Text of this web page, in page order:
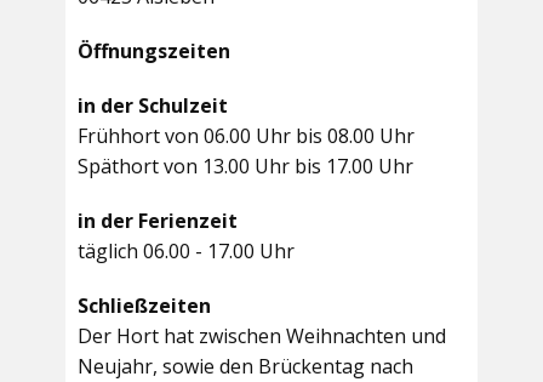
Öffnungszeiten
in der Schulzeit
Frühhort von 06.00 Uhr bis 08.00 Uhr
Späthort von 13.00 Uhr bis 17.00 Uhr
in der Ferienzeit
täglich 06.00 - 17.00 Uhr
Schließzeiten
Der Hort hat zwischen Weihnachten und
Neujahr, sowie den Brückentag nach